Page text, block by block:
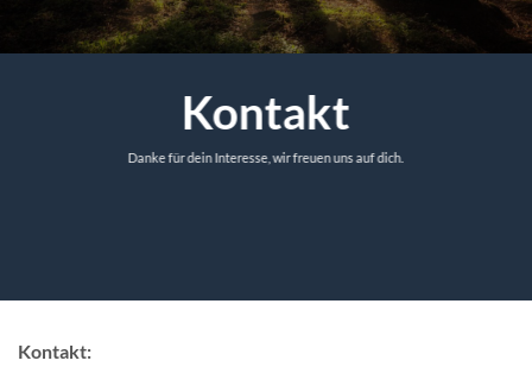
Kontakt
Danke für dein Interesse, wir freuen uns auf dich.
Kontakt: